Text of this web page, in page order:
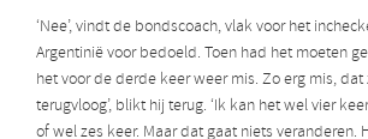
‘Nee’, vindt de bondscoach, vlak voor het
Argentinië voor bedoeld. Toen had het moeten
het voor de derde keer weer mis. Zo erg mis, dat
terugvloog’, blikt hij terug. ‘Ik kan het wel vier
of wel zes keer. Maar dat gaat niets veranderen.